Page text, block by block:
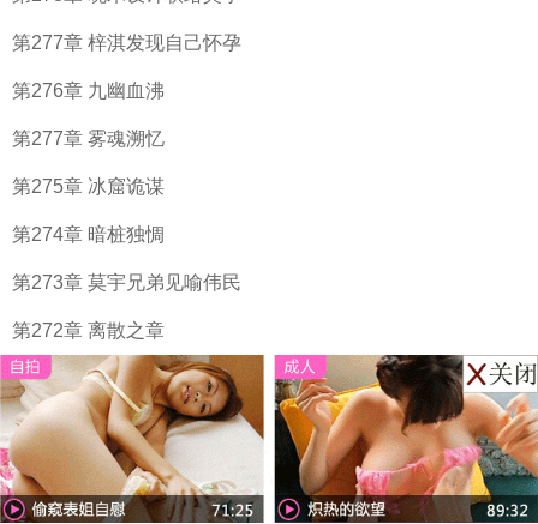
第277章 梓淇发现自己怀孕
第276章 九幽血沸
第277章 雾魂溯忆
第275章 冰窟诡谋
第274章 暗桩独惆
第273章 莫宇兄弟见喻伟民
第272章 离散之章